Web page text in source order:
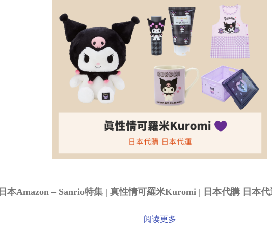
日本Amazon – Sanrio特集 | 真性情可羅米Kuromi | 日本代購 日本代
阅读更多